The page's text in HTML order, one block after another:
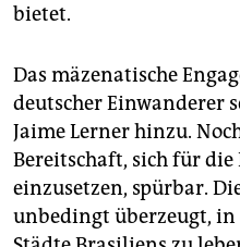
bietet.
Das mäzenatische
deutscher Einwanderer
Jaime Lerner hinzu.
Bereitschaft, sich für die
einzusetzen, spürbar.
unbedingt überzeugt,